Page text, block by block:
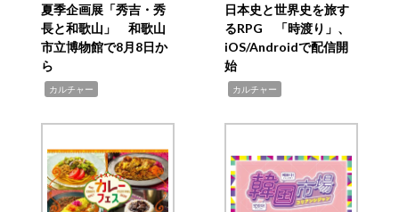
夏季企画展「秀吉・秀
長と和歌山」 和歌山
市立博物館で8月8日か
ら
カルチャー
日本史と世界史を旅す
るRPG 「時渡り」、
iOS/Androidで配信開
始
カルチャー